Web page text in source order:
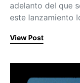
adelanto del que
este lanzamiento
View Post